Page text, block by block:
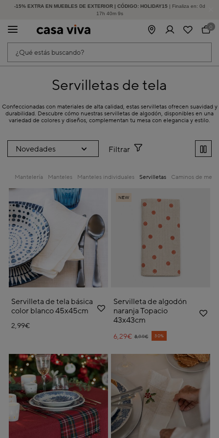
-15% EXTRA EN MUEBLES DE EXTERIOR | CÓDIGO: HOLIDAY15 | Finaliza en: 0d
17h 40m 9s
HASTA -60% DE DESCUENTO | SEGUNDAS REBAJAS
¿Qué estás buscando?
0
Servilletas de tela
Confeccionadas con materiales de alta calidad, estas servilletas ofrecen suavidad y
durabilidad. Descubre cómo nuestras servilletas de algodón, disponibles en una
variedad de colores y diseños, complementan tu mesa con elegancia y estilo.
Filtrar
Mantelería Manteles Manteles individuales Servilletas Caminos de mesa
Servilleta de tela básica
color blanco 45x45cm
2,99€
NEW
Servilleta de algodón
naranja Topacio
43x43cm
Price reduced from
8,99€
to 30%
6,29€